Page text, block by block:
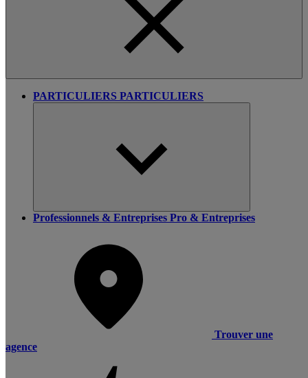
PARTICULIERS PARTICULIERS
Professionnels & Entreprises Pro & Entreprises
Trouver une
agence